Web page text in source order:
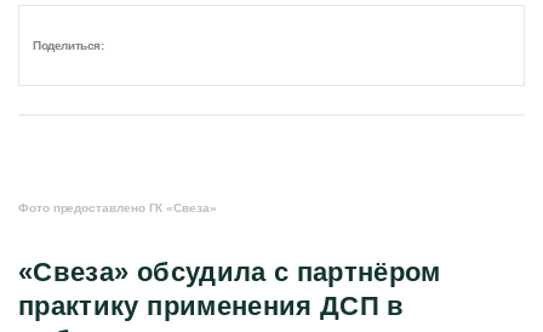
Поделиться:
Фото предоставлено ГК «Свеза»
«Свеза» обсудила с партнёром
практику применения ДСП в